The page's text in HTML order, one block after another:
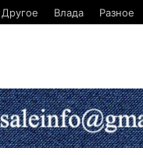
Другое Влада Разное